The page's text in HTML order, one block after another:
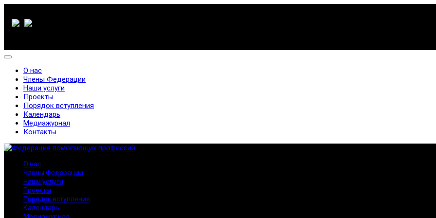
О нас
Члены Федерации
Наши услуги
Проекты
Порядок вступления
Календарь
Медиажурнал
Контакты
О нас
Члены Федерации
Наши услуги
Проекты
Порядок вступления
Календарь